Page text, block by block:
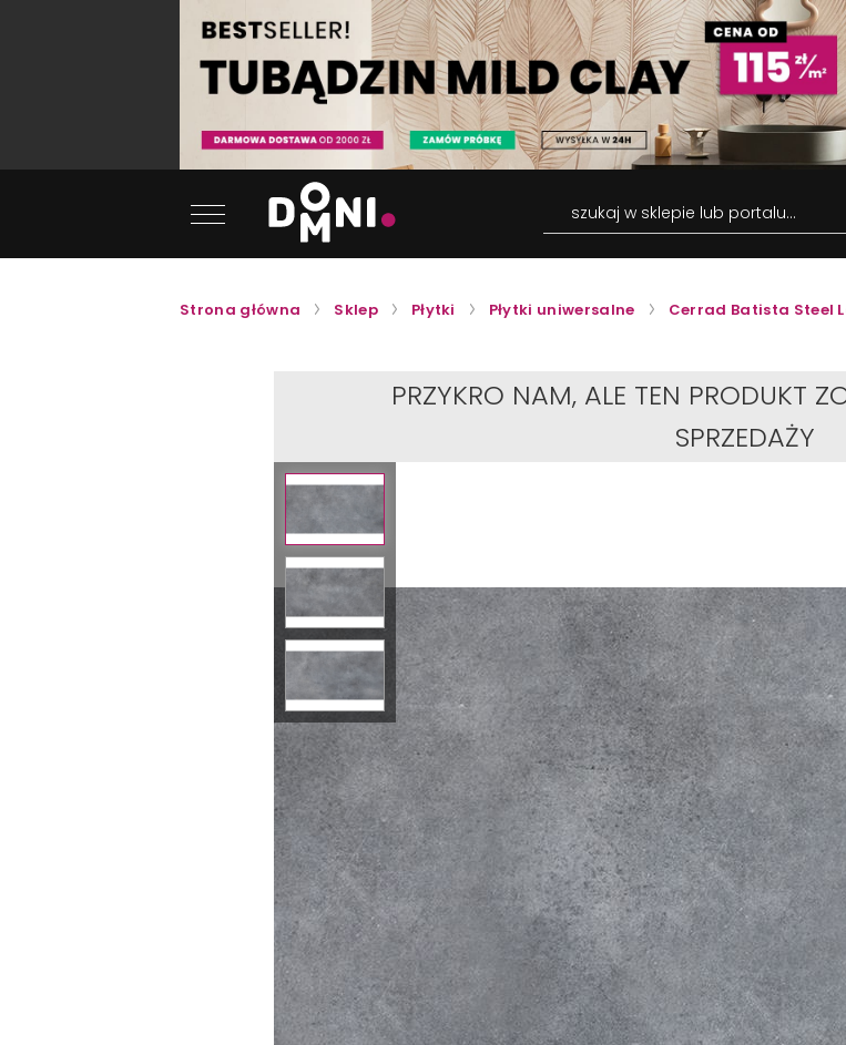
szukaj w sklepie lub portalu...
Strona główna Sklep Płytki Płytki uniwersalne Cerrad Batista Steel
PRZYKRO NAM, ALE TEN PRODUKT
SPRZEDAŻY